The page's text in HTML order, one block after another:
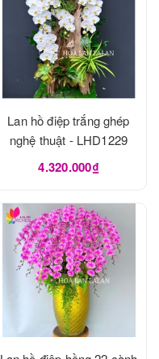
Lan hồ điệp trắng ghép
nghệ thuật - LHD1229
4.320.000₫